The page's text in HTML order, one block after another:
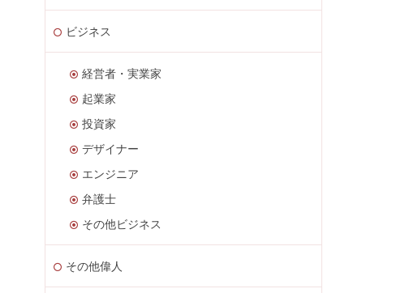
ビジネス
経営者・実業家
起業家
投資家
デザイナー
エンジニア
弁護士
その他ビジネス
その他偉人